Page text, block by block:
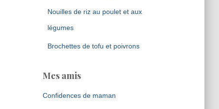
Nouilles de riz au poulet et aux
légumes
Brochettes de tofu et poivrons
Mes amis
Confidences de maman